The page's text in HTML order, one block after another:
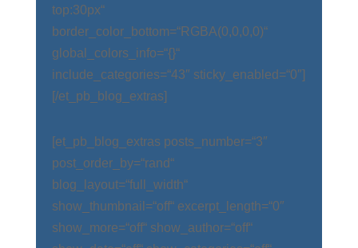
top:30px“
border_color_bottom=“RGBA(0,0,0,0)“
global_colors_info=“{}“
include_categories=“43″ sticky_enabled=“0″]
[/et_pb_blog_extras]
[et_pb_blog_extras posts_number=“3″
post_order_by=“rand“
blog_layout=“full_width“
show_thumbnail=“off“ excerpt_length=“0″
show_more=“off“ show_author=“off“